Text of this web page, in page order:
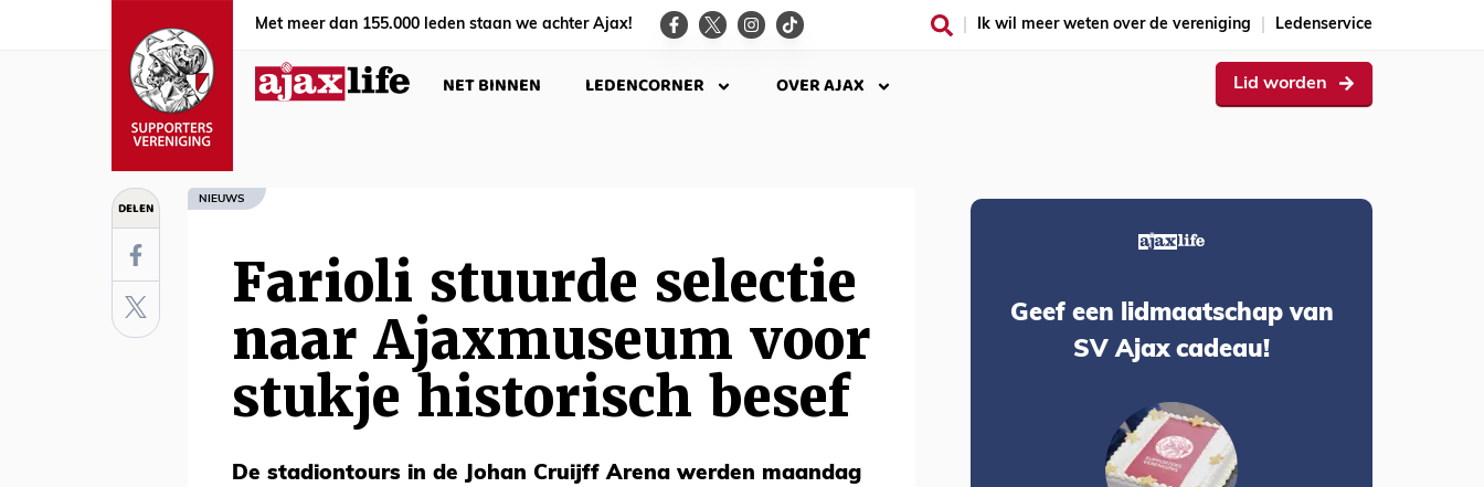
Met meer dan 155.000 leden staan we achter Ajax! Ik wil meer weten over de vereniging Ledenservice
NET BINNEN LEDENCORNER OVER AJAX Lid worden
DELEN NIEUWS
Farioli stuurde selectie
naar Ajaxmuseum voor
stukje historisch besef
De stadiontours in de Johan Cruijff Arena werden maandag
Geef een lidmaatschap van
SV Ajax cadeau!